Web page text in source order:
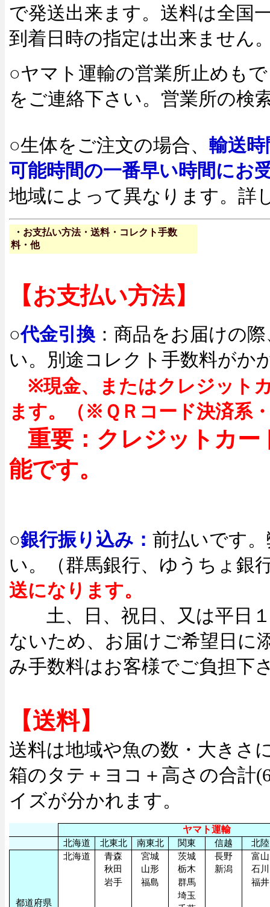
で発送出来ます。送料は全国
到着日時の指定は出来ません
○ヤマト運輸の営業所止めも
をご連絡下さい。営業所の検
○生体をご注文の場合、 輸送
可能時間の一番早い時間にお
地域によって異なります。詳
・ お支払い方法・送料・コレクト手数
料・他
【お支払い方法】
○代金引換 ：商品をお届けの
い。別途コレクト手数料がか
※現金、またはクレジット
ます。（※ＱＲコード決済系
重要：クレジットカ
能です。
○銀行振り込み： 前払いです
い。（群馬銀行、ゆうちょ
送になります。
土、日、祝日、又は平日１
ないため、お届けご希望日に
み手数料はお客様でご負担下
【送料】
送料は地域や魚の数・大きさ
箱のタテ＋ヨコ＋高さの合計
イズが分かれます。
ヤマト運輸
北海道 北東北 南東北 関東 信越 北陸
都道府県
北海道 青森 宮城 茨城 長野
富山
秋田
山形 栃木 新潟
石川
岩手
福島 群馬
福井
埼玉